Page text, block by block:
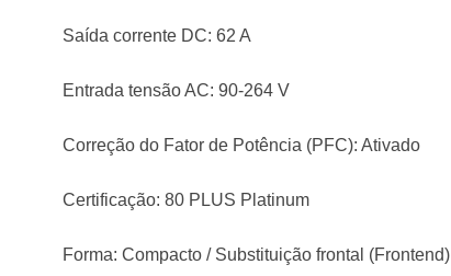
Saída corrente DC: 62 A
Entrada tensão AC: 90-264 V
Correção do Fator de Potência (PFC): Ativado
Certificação: 80 PLUS Platinum
Forma: Compacto / Substituição frontal (Frontend)